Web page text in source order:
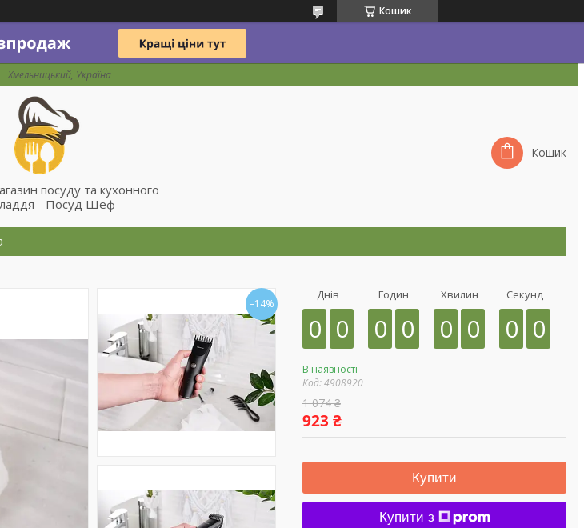
Кошик
Хмельницький, Україна
посуду та кухонного
- Посуд Шеф
Кошик
–14%
Днів
0 0
Годин
0 0
Хвилин
0 0
Секунд
0 0
В наявності
Код:4908920
1 074 ₴
923 ₴
Купити
Купити з